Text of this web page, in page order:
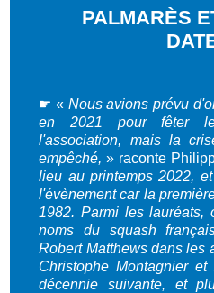
PALMARÈS
☛ « Nous avions prévu
en 2021 pour fêter
l'association, mais la
empêché, » raconte
lieu au printemps 2022,
l'évènement car la
1982. Parmi les lauréats,
noms du squash
Robert Matthews dans les
Christophe Montagnier
décennie suivante, et